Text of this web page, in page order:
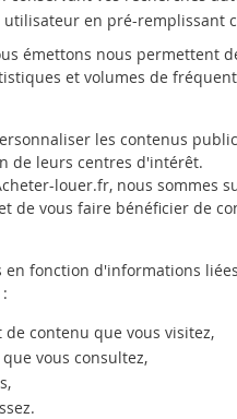
en pré-remplissant
émettons nous permettent
et volumes de
les contenus
de leurs centres d'intérêt.
louer.fr, nous sommes
de vous faire bénéficier de
en fonction d'informations
contenu que vous visitez,
vous consultez,